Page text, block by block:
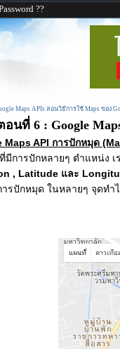
??
Maps APIs สอนวิธีการใช้ Maps ของ
อนที่ 6 : Google
Maps API การปักหมุด
การปักหลายๆ ตำแหน่ง เ
, Latitude และ
รปักหมุด ในหลายๆ จุดทำ